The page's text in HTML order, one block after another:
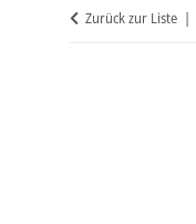
Zurück zur Liste